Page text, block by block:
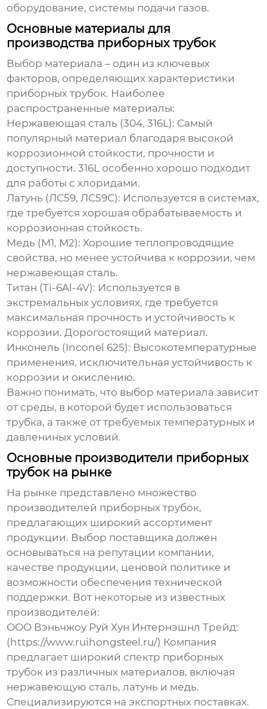
оборудование, системы подачи газов.
Основные материалы для
производства приборных трубок
Выбор материала – один из ключевых
факторов, определяющих характеристики
приборных трубок. Наиболее
распространенные материалы:
Нержавеющая сталь (304, 316L): Самый
популярный материал благодаря высокой
коррозионной стойкости, прочности и
доступности. 316L особенно хорошо подходит
для работы с хлоридами.
Латунь (ЛС59, ЛС59С): Используется в системах,
где требуется хорошая обрабатываемость и
коррозионная стойкость.
Медь (М1, М2): Хорошие теплопроводящие
свойства, но менее устойчива к коррозии, чем
нержавеющая сталь.
Титан (Ti-6Al-4V): Используется в
экстремальных условиях, где требуется
максимальная прочность и устойчивость к
коррозии. Дорогостоящий материал.
Инконель (Inconel 625): Высокотемпературные
применения, исключительная устойчивость к
коррозии и окислению.
Важно понимать, что выбор материала зависит
от среды, в которой будет использоваться
трубка, а также от требуемых температурных и
давлениных условий.
Основные производители приборных
трубок на рынке
На рынке представлено множество
производителей приборных трубок,
предлагающих широкий ассортимент
продукции. Выбор поставщика должен
основываться на репутации компании,
качестве продукции, ценовой политике и
возможности обеспечения технической
поддержки. Вот некоторые из известных
производителей:
ООО Вэньчжоу Руй Хун Интернэшнл Трейд:
(https://www.ruihongsteel.ru/) Компания
предлагает широкий спектр приборных
трубок из различных материалов, включая
нержавеющую сталь, латунь и медь.
Специализируются на экспортных поставках.